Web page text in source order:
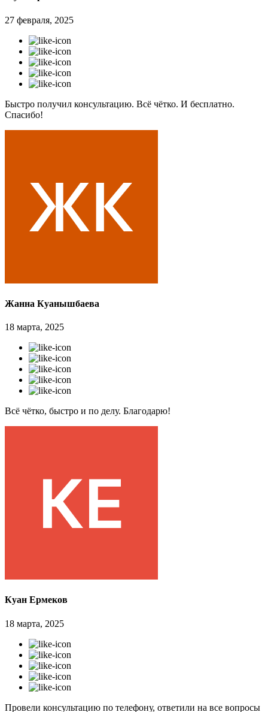
27 февраля, 2025
Быстро получил консультацию. Всё чётко. И бесплатно.
Спасибо!
Жанна Куанышбаева
18 марта, 2025
Всё чётко, быстро и по делу. Благодарю!
Куан Ермеков
18 марта, 2025
Провели консультацию по телефону, ответили на все вопросы